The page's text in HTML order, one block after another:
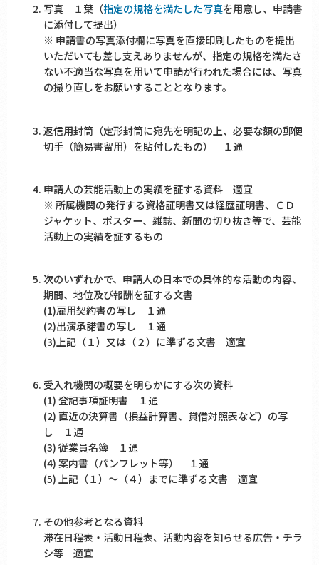
写真 １葉（指定の規格を満たした写真を用意し、申請書
に添付して提出）
※ 申請書の写真添付欄に写真を直接印刷したものを提出
いただいても差し支えありませんが、指定の規格を満たさ
ない不適当な写真を用いて申請が行われた場合には、写真
の撮り直しをお願いすることとなります。
返信用封筒（定形封筒に宛先を明記の上、必要な額の郵便
切手（簡易書留用）を貼付したもの） １通
申請人の芸能活動上の実績を証する資料 適宜
※ 所属機関の発行する資格証明書又は経歴証明書、ＣＤ
ジャケット、ポスター、雑誌、新聞の切り抜き等で、芸能
活動上の実績を証するもの
次のいずれかで、申請人の日本での具体的な活動の内容、
期間、地位及び報酬を証する文書
(1)雇用契約書の写し １通
(2)出演承諾書の写し １通
(3)上記（１）又は（２）に準ずる文書 適宜
受入れ機関の概要を明らかにする次の資料
(1) 登記事項証明書 １通
(2) 直近の決算書（損益計算書、貸借対照表など）の写
し １通
(3) 従業員名簿 １通
(4) 案内書（パンフレット等） １通
(5) 上記（１）～（４）までに準ずる文書 適宜
その他参考となる資料
滞在日程表・活動日程表、活動内容を知らせる広告・チラ
シ等 適宜